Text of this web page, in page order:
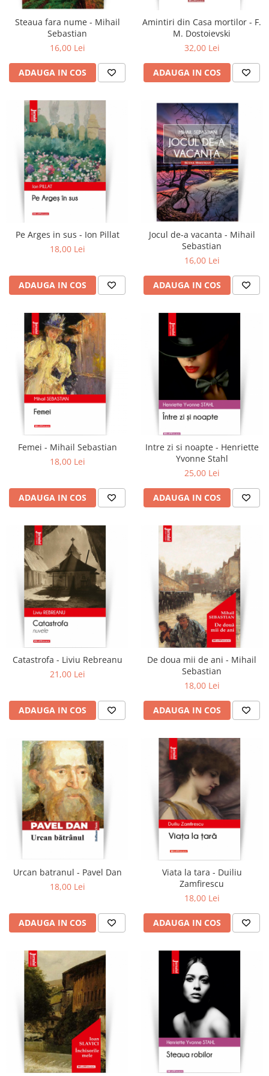
Contemporana
Moderna
Non-fictiune
Memorii, biografii si jurnale
Publicistica, Reportaje, Interviuri
Studii literare
Stiinte umaniste
Istorie
Sociologie si filozofie
Steaua fara nume - Mihail
Sebastian
16,00 Lei
ADAUGA IN COS
Amintiri din Casa mortilor - F.
M. Dostoievski
32,00 Lei
ADAUGA IN COS
Pe Arges in sus - Ion Pillat
18,00 Lei
ADAUGA IN COS
Jocul de-a vacanta - Mihail
Sebastian
16,00 Lei
ADAUGA IN COS
Femei - Mihail Sebastian
18,00 Lei
ADAUGA IN COS
Intre zi si noapte - Henriette
Yvonne Stahl
25,00 Lei
ADAUGA IN COS
Catastrofa - Liviu Rebreanu
21,00 Lei
ADAUGA IN COS
De doua mii de ani - Mihail
Sebastian
18,00 Lei
ADAUGA IN COS
Urcan batranul - Pavel Dan
18,00 Lei
ADAUGA IN COS
Viata la tara - Duiliu
Zamfirescu
18,00 Lei
ADAUGA IN COS